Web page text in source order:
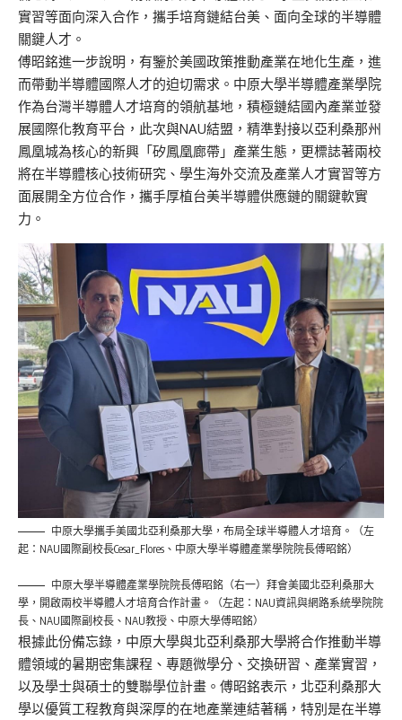
實習等面向深入合作，攜手培育鏈結台美、面向全球的半導體
關鍵人才。
傅昭銘進一步說明，有鑒於美國政策推動產業在地化生產，進
而帶動半導體國際人才的迫切需求。中原大學半導體產業學院
作為台灣半導體人才培育的領航基地，積極鏈結國內產業並發
展國際化教育平台，此次與NAU結盟，精準對接以亞利桑那州
鳳凰城為核心的新興「矽鳳凰廊帶」產業生態，更標誌著兩校
將在半導體核心技術研究、學生海外交流及產業人才實習等方
面展開全方位合作，攜手厚植台美半導體供應鏈的關鍵軟實
力。
中原大學攜手美國北亞利桑那大學，布局全球半導體人才培育。（左
起：NAU國際副校長Cesar_Flores、中原大學半導體產業學院院長傅昭銘）
中原大學半導體產業學院院長傅昭銘（右一）拜會美國北亞利桑那大
學，開啟兩校半導體人才培育合作計畫。（左起：NAU資訊與網路系統學院院
長、NAU國際副校長、NAU教授、中原大學傅昭銘）
根據此份備忘錄，中原大學與北亞利桑那大學將合作推動半導
體領域的暑期密集課程、專題微學分、交換研習、產業實習，
以及學士與碩士的雙聯學位計畫。傅昭銘表示，北亞利桑那大
學以優質工程教育與深厚的在地產業連結著稱，特別是在半導